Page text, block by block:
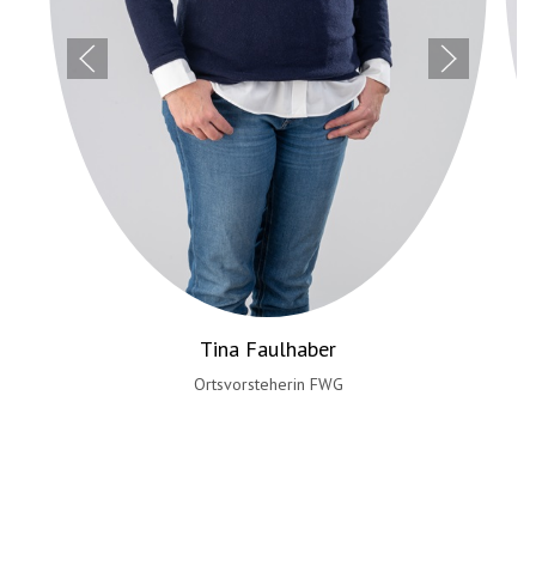
Tina Faulhaber
Ortsvorsteherin FWG